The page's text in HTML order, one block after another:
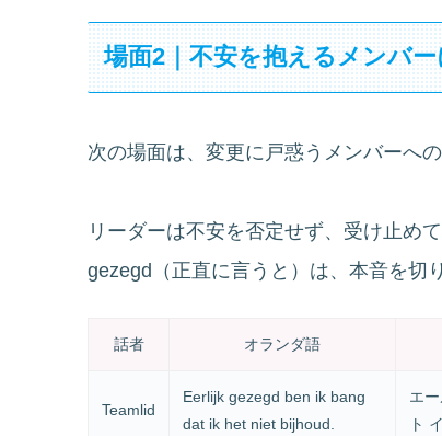
場面2｜不安を抱えるメンバ
次の場面は、変更に戸惑うメンバーへの
リーダーは不安を否定せず、受け止め
gezegd（正直に言うと）は、本音を切
話者 オランダ語
Teamlid
Eerlijk gezegd ben ik bang
dat ik het niet bijhoud.
エ
ト